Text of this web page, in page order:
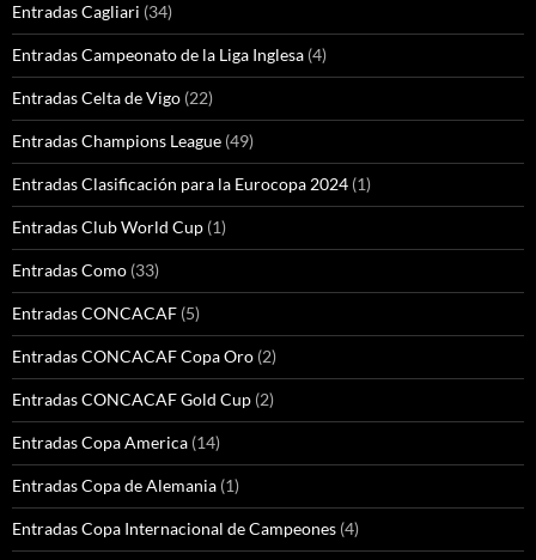
Entradas Cagliari (34)
Entradas Campeonato de la Liga Inglesa (4)
Entradas Celta de Vigo (22)
Entradas Champions League (49)
Entradas Clasificación para la Eurocopa 2024 (1)
Entradas Club World Cup (1)
Entradas Como (33)
Entradas CONCACAF (5)
Entradas CONCACAF Copa Oro (2)
Entradas CONCACAF Gold Cup (2)
Entradas Copa America (14)
Entradas Copa de Alemania (1)
Entradas Copa Internacional de Campeones (4)